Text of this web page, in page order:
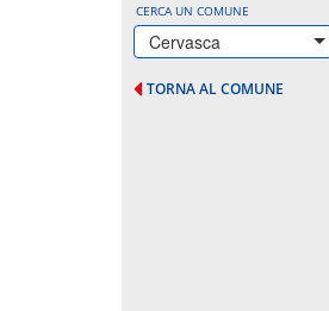
CERCA UN COMUNE
Cervasca
TORNA AL COMUNE